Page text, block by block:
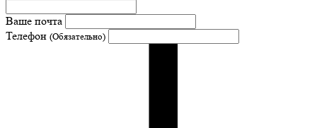
Ваше почта
Телефон (Обязательно)